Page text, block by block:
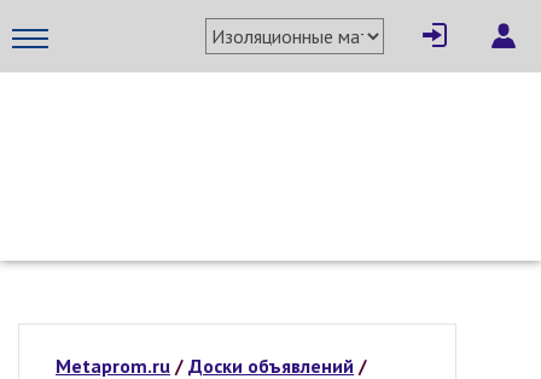
Metaprom.ru / Доски объявлений /